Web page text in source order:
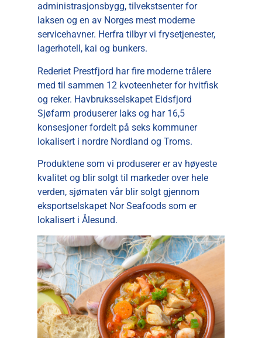
administrasjonsbygg, tilvekstsenter for
laksen og en av Norges mest moderne
servicehavner. Herfra tilbyr vi frysetjenester,
lagerhotell, kai og bunkers.
Rederiet Prestfjord har fire moderne trålere
med til sammen 12 kvoteenheter for hvitfisk
og reker. Havbruksselskapet Eidsfjord
Sjøfarm produserer laks og har 16,5
konsesjoner fordelt på seks kommuner
lokalisert i nordre Nordland og Troms.
Produktene som vi produserer er av høyeste
kvalitet og blir solgt til markeder over hele
verden, sjømaten vår blir solgt gjennom
eksportselskapet Nor Seafoods som er
lokalisert i Ålesund.